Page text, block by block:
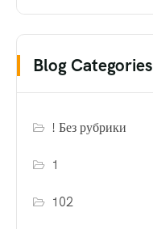
Blog Categories
! Без рубрики
1
102